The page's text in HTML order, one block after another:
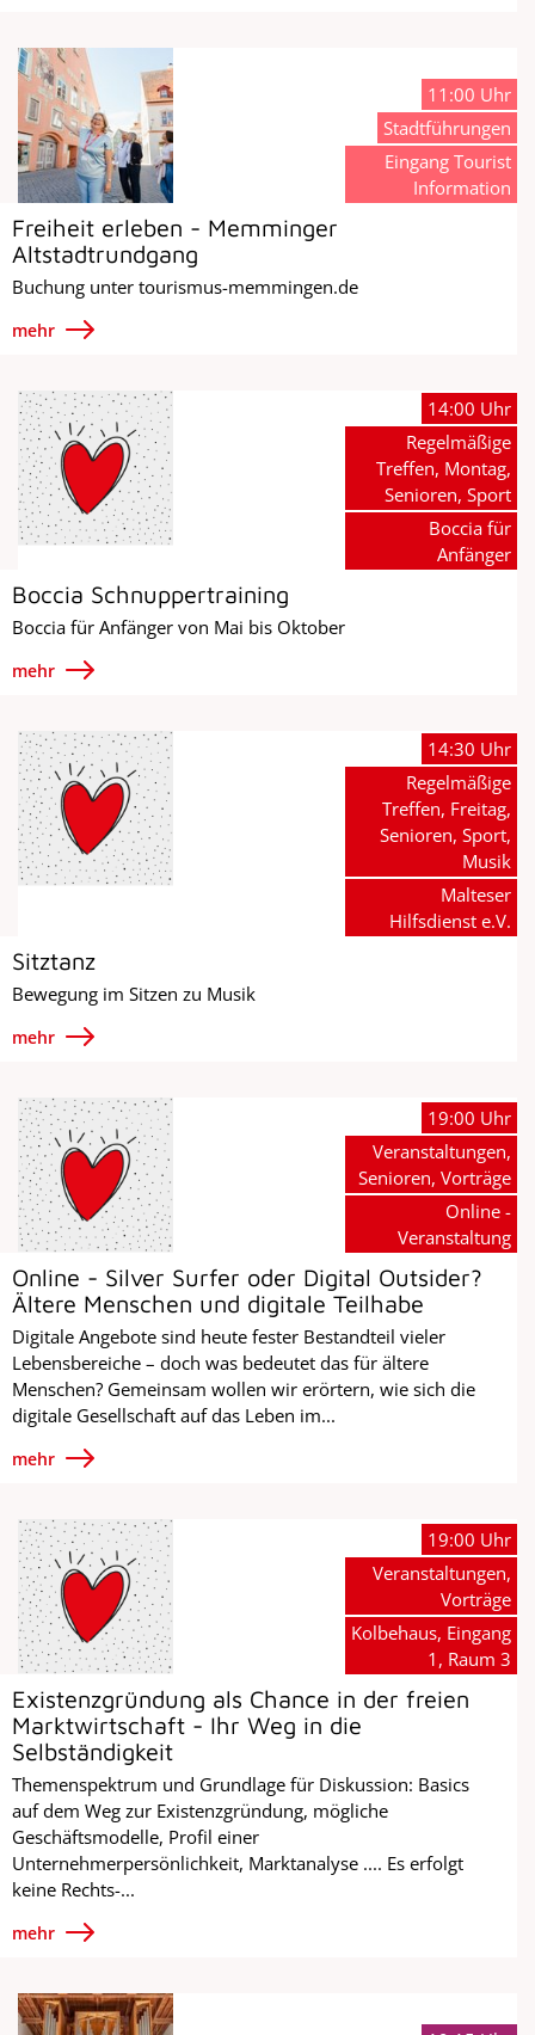
Freiheit erleben - Memminger
Altstadtrundgang
Buchung unter tourismus-memmingen.de
mehr
11:00 Uhr
Stadtführungen
Eingang Tourist
Information
Boccia Schnuppertraining
Boccia für Anfänger von Mai bis Oktober
mehr
14:00 Uhr
Regelmäßige
Treffen, Montag,
Senioren, Sport
Boccia für
Anfänger
Sitztanz
Bewegung im Sitzen zu Musik
mehr
14:30 Uhr
Regelmäßige
Treffen, Freitag,
Senioren, Sport,
Musik
Malteser
Hilfsdienst e.V.
Online - Silver Surfer oder Digital Outsider?
Ältere Menschen und digitale Teilhabe
Digitale Angebote sind heute fester Bestandteil vieler
Lebensbereiche – doch was bedeutet das für ältere
Menschen? Gemeinsam wollen wir erörtern, wie sich die
digitale Gesellschaft auf das Leben im...
mehr
19:00 Uhr
Veranstaltungen,
Senioren, Vorträge
Online -
Veranstaltung
Existenzgründung als Chance in der freien
Marktwirtschaft - Ihr Weg in die
Selbständigkeit
Themenspektrum und Grundlage für Diskussion: Basics
auf dem Weg zur Existenzgründung, mögliche
Geschäftsmodelle, Profil einer
Unternehmerpersönlichkeit, Marktanalyse .... Es erfolgt
keine Rechts-...
mehr
19:00 Uhr
Veranstaltungen,
Vorträge
Kolbehaus, Eingang
1, Raum 3